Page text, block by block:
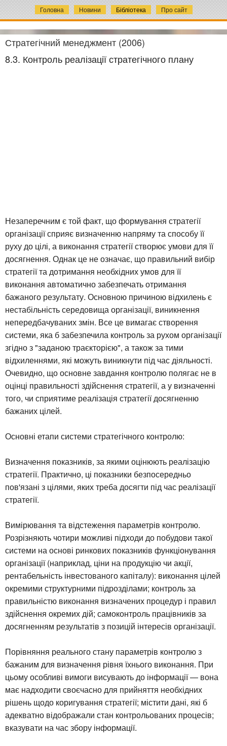
Головна Новини Бібліотека Про сайт
Стратегічний менеджмент (2006)
8.3. Контроль реалізації стратегічного плану
Незаперечним є той факт, що формування стратегії
організації сприяє визначенню напряму та способу її
руху до цілі, а виконання стратегії створює умови для її
досягнення. Однак це не означає, що правильний вибір
стратегії та дотримання необхідних умов для її
виконання автоматично забезпечать отримання
бажаного результату. Основною причиною відхилень є
нестабільність середовища організації, виникнення
непередбачуваних змін. Все це вимагає створення
системи, яка б забезпечила контроль за рухом організації
згідно з "заданою траєкторією", а також за тими
відхиленнями, які можуть виникнути під час діяльності.
Очевидно, що основне завдання контролю полягає не в
оцінці правильності здійснення стратегії, а у визначенні
того, чи сприятиме реалізація стратегії досягненню
бажаних цілей.
Основні етапи системи стратегічного контролю:
Визначення показників, за якими оцінюють реалізацію
стратегії. Практично, ці показники безпосередньо
пов'язані з цілями, яких треба досягти під час реалізації
стратегії.
Вимірювання та відстеження параметрів контролю.
Розрізняють чотири можливі підходи до побудови такої
системи на основі ринкових показників функціонування
організації (наприклад, ціни на продукцію чи акції,
рентабельність інвестованого капіталу): виконання цілей
окремими структурними підрозділами; контроль за
правильністю виконання визначених процедур і правил
здійснення окремих дій; самоконтроль працівників за
досягненням результатів з позицій інтересів організації.
Порівняння реального стану параметрів контролю з
бажаним для визначення рівня їхнього виконання. При
цьому особливі вимоги висувають до інформації — вона
має надходити своєчасно для прийняття необхідних
рішень щодо коригування стратегії; містити дані, які б
адекватно відображали стан контрольованих процесів;
вказувати на час збору інформації.